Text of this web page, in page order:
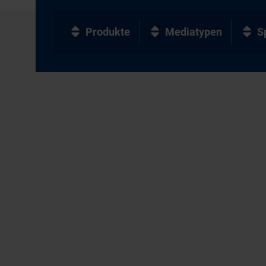
Produkte Mediatypen